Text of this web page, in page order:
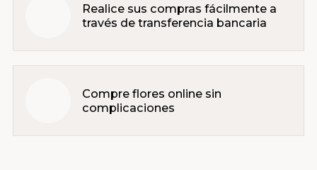
Realice sus compras fácilmente a
través de transferencia bancaria
Compre flores online sin
complicaciones